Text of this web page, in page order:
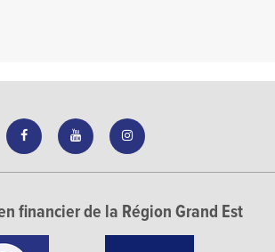
financier de la Région Grand Est